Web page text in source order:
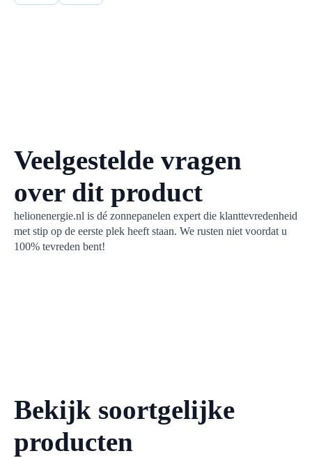
Veelgestelde vragen
over dit product
helionenergie.nl is dé zonnepanelen expert die klanttevredenheid
met stip op de eerste plek heeft staan. We rusten niet voordat u
100% tevreden bent!
Bekijk soortgelijke
producten